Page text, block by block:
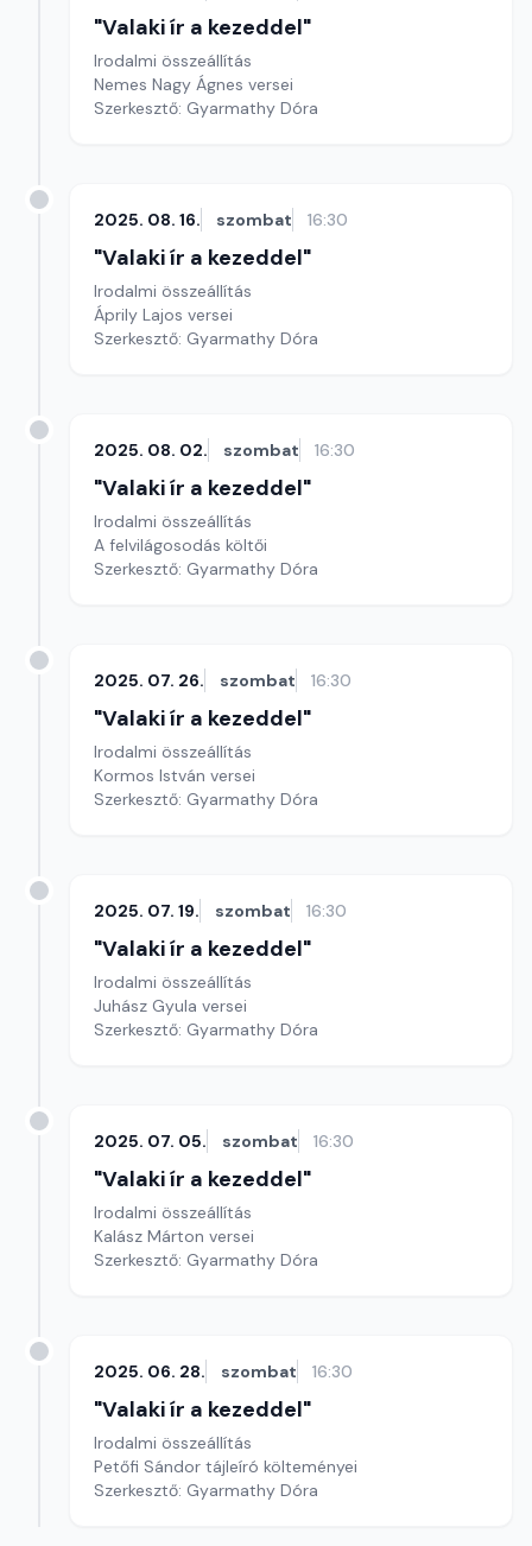
"Valaki ír a kezeddel"
Irodalmi összeállítás
Nemes Nagy Ágnes versei
Szerkesztő: Gyarmathy Dóra
2025. 08. 16. szombat 16:30
"Valaki ír a kezeddel"
Irodalmi összeállítás
Áprily Lajos versei
Szerkesztő: Gyarmathy Dóra
2025. 08. 02. szombat 16:30
"Valaki ír a kezeddel"
Irodalmi összeállítás
A felvilágosodás költői
Szerkesztő: Gyarmathy Dóra
2025. 07. 26. szombat 16:30
"Valaki ír a kezeddel"
Irodalmi összeállítás
Kormos István versei
Szerkesztő: Gyarmathy Dóra
2025. 07. 19. szombat 16:30
"Valaki ír a kezeddel"
Irodalmi összeállítás
Juhász Gyula versei
Szerkesztő: Gyarmathy Dóra
2025. 07. 05. szombat 16:30
"Valaki ír a kezeddel"
Irodalmi összeállítás
Kalász Márton versei
Szerkesztő: Gyarmathy Dóra
2025. 06. 28. szombat 16:30
"Valaki ír a kezeddel"
Irodalmi összeállítás
Petőfi Sándor tájleíró költeményei
Szerkesztő: Gyarmathy Dóra